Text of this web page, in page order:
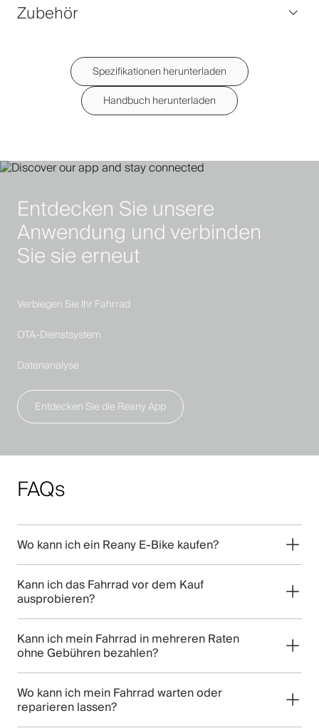
Zubehör
Spezifikationen herunterladen
Handbuch herunterladen
Entdecken Sie unsere
Anwendung und verbinden
Sie sie erneut
Verbiegen Sie Ihr Fahrrad
OTA-Dienstsystem
Datenanalyse
Entdecken Sie die Reany App
FAQs
Wo kann ich ein Reany E-Bike kaufen?
Kann ich das Fahrrad vor dem Kauf
ausprobieren?
Kann ich mein Fahrrad in mehreren Raten
ohne Gebühren bezahlen?
Wo kann ich mein Fahrrad warten oder
reparieren lassen?